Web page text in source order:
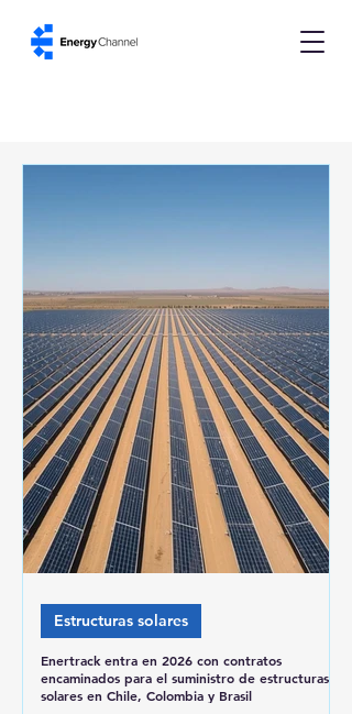
Enertrack entra en 2026 con contratos
encaminados para el suministro de estructuras
solares en Chile, Colombia y Brasil
Estructuras solares